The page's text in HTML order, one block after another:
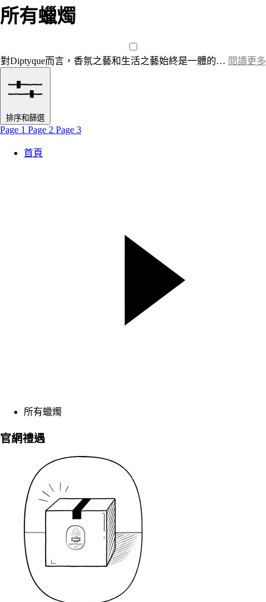
所有蠟燭
對Diptyque而言，香氛之藝和生活之藝始終是一體的… 閱讀更多
排序和篩選
Page 1 Page 2 Page 3
首頁
所有蠟燭
官網禮遇